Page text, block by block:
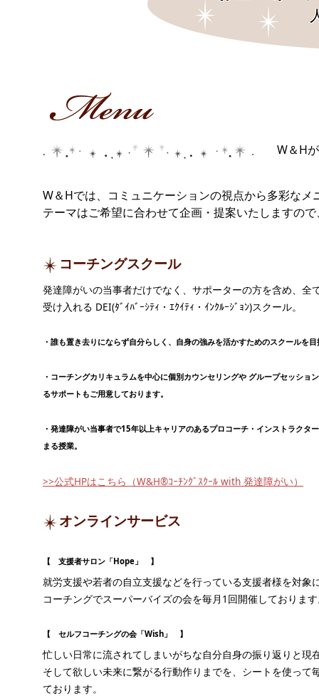
W＆H
W＆Hでは、コミュニケーションの視点から多彩な
テーマはご希望に合わせて企画・提案いたしますの
コーチングスクール
発達障がいの当事者だけでなく、サポーターの方を含め、全
受け入れる DEI(ﾀﾞｲﾊﾞｰｼﾃｨ・ｴｸｲﾃｨ・ｲﾝｸﾙｰｼﾞｮﾝ)スクール。
・誰も置き去りにならず自分らしく、自身の強みを活かすためのスクールを
・コーチングカリキュラムを中心に個別カウンセリングや グループセッショ
るサポートもご用意しております。
・発達障がい当事者で15年以上キャリアのあるプロコーチ・インストラクタ
まる授業。
>>公式HPはこちら（W&H®ｺｰﾁﾝｸﾞｽｸｰﾙ with 発達障がい）
オンラインサービス
【 支援者サロン「Hope」 】
就労支援や若者の自立支援などを行っている支援者様を対象
コーチングでスーパーバイズの会を毎月1回開催しておりま
【 セルフコーチングの会「Wish」 】
忙しい日常に流されてしまいがちな自分自身の振り返りと現
そして欲しい未来に繋がる行動作りまでを、シートを使って
ております。